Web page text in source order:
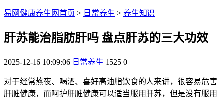
易网健康养生网首页 > 日常养生 > 养生知识
肝苏能治脂肪肝吗 盘点肝苏的三大功效
2025-12-16 10:09:06 日常养生 1525 0
对于经常熬夜、喝酒、喜好高油脂饮食的人来讲，很容易危害
肝脏健康，而呵护肝脏健康可以适当服用肝苏，但是没有服用